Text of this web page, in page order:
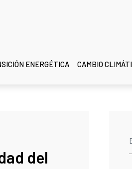
ENERGÉTICA CAMBIO
del